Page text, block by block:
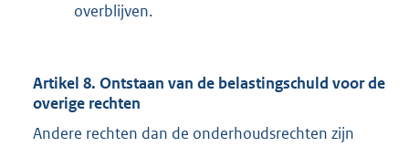
overblijven.
Artikel 8. Ontstaan van de belastingschuld voor de
overige rechten
Andere rechten dan de onderhoudsrechten zijn